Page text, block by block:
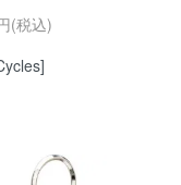
(税込)